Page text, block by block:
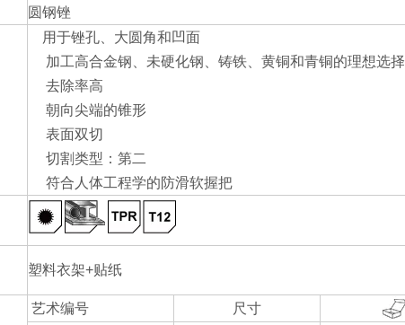
圆钢锉
用于锉孔、大圆角和凹面
加工高合金钢、未硬化钢、铸铁、黄铜和青铜的理想选择
去除率高
朝向尖端的锥形
表面双切
切割类型：第二
符合人体工程学的防滑软握把
塑料衣架+贴纸
艺术编号
尺寸